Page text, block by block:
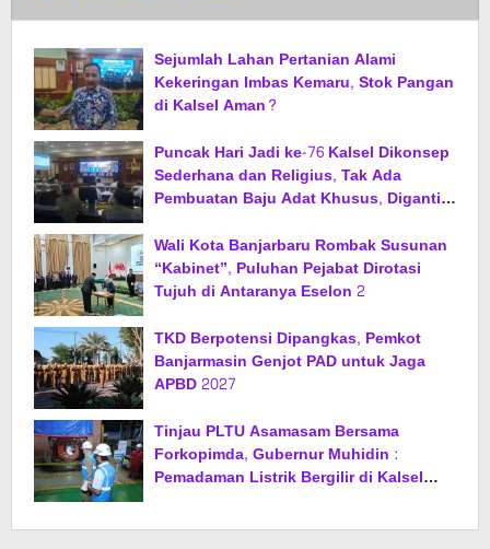
Sejumlah Lahan Pertanian Alami
Kekeringan Imbas Kemaru, Stok Pangan
di Kalsel Aman?
Puncak Hari Jadi ke-76 Kalsel Dikonsep
Sederhana dan Religius, Tak Ada
Pembuatan Baju Adat Khusus, Diganti
Wali Kota Banjarbaru Rombak Susunan
“Kabinet”, Puluhan Pejabat Dirotasi
Tujuh di Antaranya Eselon 2
TKD Berpotensi Dipangkas, Pemkot
Banjarmasin Genjot PAD untuk Jaga
APBD 2027
Tinjau PLTU Asamasam Bersama
Forkopimda, Gubernur Muhidin :
Pemadaman Listrik Bergilir di Kalsel